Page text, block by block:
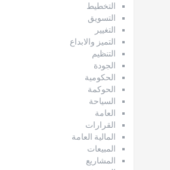
التخطيط
التسويق
التغيير
التميز والابداع
التنظيم
الجودة
الحكومية
الحوكمة
السياحة
العامة
القرارات
المالية العامة
المبيعات
المشاريع